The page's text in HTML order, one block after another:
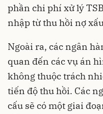
phần chi phí xử lý
nhập từ thu hồi nợ
Ngoài ra, các ngân
quan đến các vụ án
không thuộc trách
tiến độ thu hồi. Các
cấu sẽ có một giai